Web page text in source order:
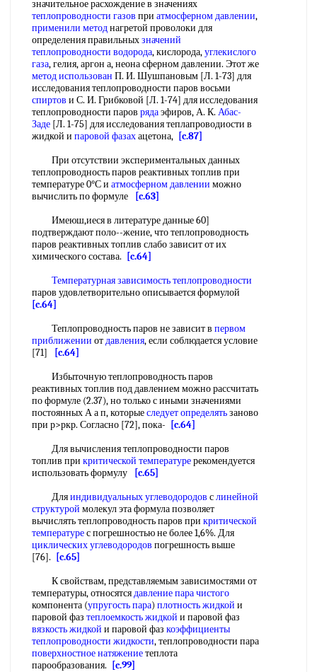
значительное расхождение в значениях
теплопроводности газов при атмосферном давлении,
применили методнагретой проволоки для
определения правильныхзначений
теплопроводности водорода, кислорода,углекислого
газа, гелия, аргон а, неона сферном давлении. Этот же
метод использован П. И. Шушпановым [Л. 1-73] для
исследования теплопроводности паров восьми
спиртов и С. И. Грибковой [Л. 1-74] для исследования
теплопроводности паров рядаэфиров, А. К. Абас-
Заде [Л. 1-75] для исследования теплапроводиости в
жидкой и паровой фазахацетона, [c.87]
При отсутствии экспериментальных данных
теплопроводность паров реактивных топлив при
температуре 0°С и атмосферном давлении можно
вычислить по формуле
[c.63]
Имеюш,иеся в литературе данные 60]
подтверждают поло--жение, что теплопроводность
паров реактивных топлив слабо зависит от их
химического состава.
[c.64]
Температурная зависимость теплопроводности
паров удовлетворительно описывается формулой
[c.64]
Теплопроводность паров не зависит в первом
приближении отдавления, если соблюдается условие
[71]
[c.64]
Избыточную теплопроводность паров
реактивных топлив под давлением можно рассчитать
по формуле (2.37), но только с иными значениями
постоянных А а п, которыеследует определятьзаново
при р>ркр. Согласно [72], пока-
[c.64]
Для вычисления теплопроводности паров
топлив при критической температуререкомендуется
использовать формулу
[c.65]
Дляиндивидуальных углеводородов слинейной
структурой молекул эта формула позволяет
вычислять теплопроводность паров при критической
температурес погрешностью не более 1,6%. Для
циклических углеводородов погрешность выше
[76].
[c.65]
К свойствам, представляемым зависимостями от
температуры, относятсядавление пара чистого
компонента (упругость пара) плотность жидкой и
паровой фаз теплоемкость жидкой и паровой фаз
вязкость жидкой и паровой фаз коэффициенты
теплопроводности жидкости, теплопроводности пара
поверхностное натяжениетеплота
парообразования.
[c.99]